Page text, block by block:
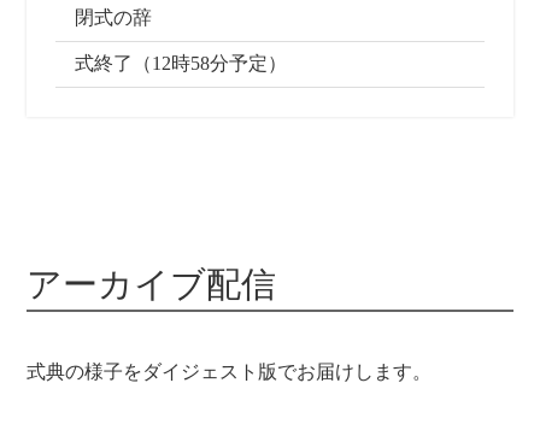
閉式の辞
式終了（12時58分予定）
アーカイブ配信
式典の様子をダイジェスト版でお届けします。